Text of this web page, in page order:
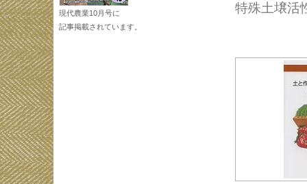
特殊土壌活
現代農業10月号に
記事掲載されています。